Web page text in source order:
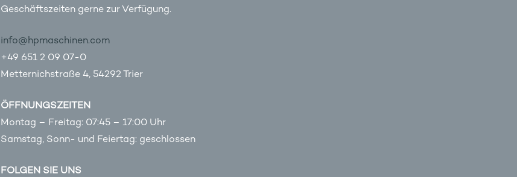
Geschäftszeiten gerne zur Verfügung.
info@hpmaschinen.com
+49 651 2 09 07-0
Metternichstraße 4, 54292 Trier
ÖFFNUNGSZEITEN
Montag – Freitag: 07:45 – 17:00 Uhr
Samstag, Sonn- und Feiertag: geschlossen
FOLGEN SIE UNS